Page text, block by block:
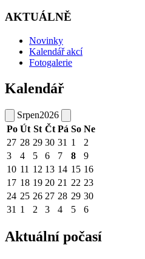
AKTUÁLNĚ
Novinky
Kalendář akcí
Fotogalerie
Kalendář
Srpen2026
Po Út St Čt Pá So Ne
27 28 29 30 31 1
2
3
4 5 6 7 8
9
10 11 12 13 14 15 16
17 18 19 20 21 22 23
24 25 26 27 28 29 30
31 1 2 3 4 5 6
Aktuální počasí